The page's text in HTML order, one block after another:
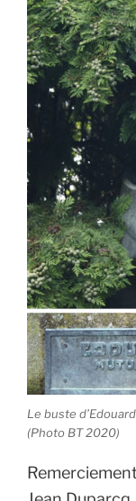
Le buste
(Photo BT 2020)